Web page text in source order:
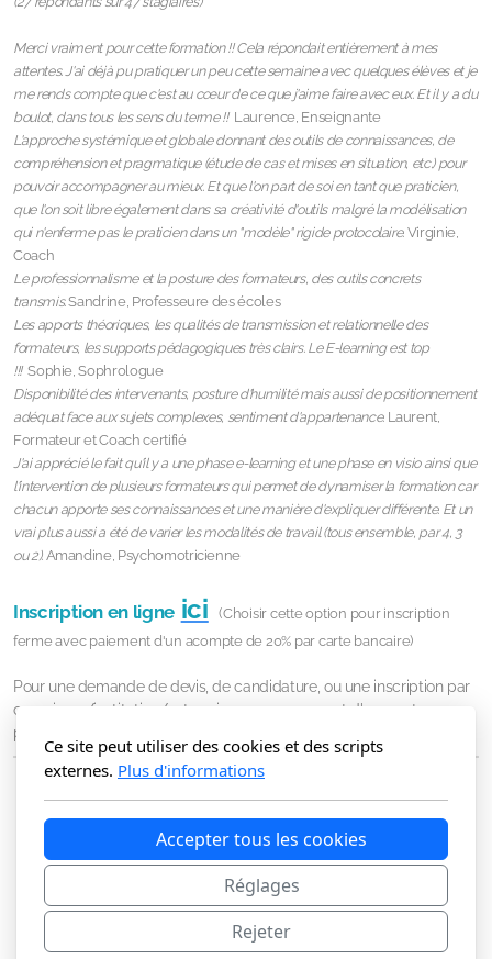
Merci vraiment pour cette formation !! Cela répondait entièrement à mes
attentes. J'ai déjà pu pratiquer un peu cette semaine avec quelques élèves et je
me rends compte que c'est au cœur de ce que j'aime faire avec eux. Et il y a du
boulot, dans tous les sens du terme !!Laurence, Enseignante
L'approche systémique et globale donnant des outils de connaissances, de
compréhension et pragmatique (étude de cas et mises en situation, etc.) pour
pouvoir accompagner au mieux. Et que l'on part de soi en tant que praticien,
que l'on soit libre également dans sa créativité d'outils malgré la modélisation
qui n'enferme pas le praticien dans un "modèle" rigide protocolaire. Virginie,
Coach
Le professionnalisme et la posture des formateurs, des outils concrets
transmis.Sandrine, Professeure des écoles
Les apports théoriques, les qualités de transmission et relationnelle des
formateurs, les supports pédagogiques très clairs. Le E-learning est top
!!!Sophie, Sophrologue
Disponibilité des intervenants, posture d'humilité mais aussi de positionnement
adéquat face aux sujets complexes, sentiment d'appartenance. Laurent,
Formateur et Coach certifié
J'ai apprécié le fait qu'il y a une phase e-learning et une phase en visio ainsi que
l'intervention de plusieurs formateurs qui permet de dynamiser la formation car
chacun apporte ses connaissances et une manière d'expliquer différente. Et un
vrai plus aussi a été de varier les modalités de travail (tous ensemble, par 4, 3
ou 2). Amandine, Psychomotricienne
Inscription en ligne ici
(Choisir cette option pour inscription
ferme avec paiement d'un acompte de 20% par carte bancaire)
Pour une demande de devis, de candidature, ou une inscription par
organisme/institution/entreprise sans versement d'acompte, vous
pouvez utiliser ce formulaire :
L'Eclaireur / Cogito'Z Orientation
Ce site peut utiliser des cookies et des scripts
externes. Plus d'informations
Accepter tous les cookies
Réglages
Rejeter